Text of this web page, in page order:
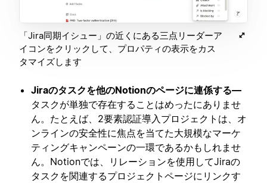
「Jira同期イシュー」の近くにある三点リーダーア
イコンをクリックして、プロパティの表示をカス
タマイズします
Jiraのタスクを他のNotionのページに連係する—
タスクが単独で存在することはめったにありませ
ん。たとえば、2要素認証導入プロジェクトは、オ
ンラインの安全性に焦点を当てた大規模なマーケ
ティングキャンペーンの一環であるかもしれませ
ん。Notionでは、リレーションを使用してJiraの
タスクを関連するプロジェクトページにリンクす